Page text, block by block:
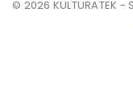
© 2026 KULTURATEK